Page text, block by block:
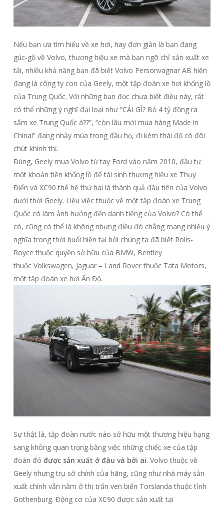
Nếu bạn ưa tìm hiểu về xe hơi, hay đơn giản là bạn đang
gúc-gồ về Volvo, thương hiệu xe mà bạn ngỡ chỉ sản xuất xe
tải, nhiều khả năng bạn đã biết Volvo Personvagnar AB hiện
đang là công ty con của Geely, một tập đoàn xe hơi khổng lồ
của Trung Quốc. Với những bạn đọc chưa biết điều này, rất
có thể những ý nghĩ đại loại như “CÁI GÌ? Bỏ 4 tỷ đồng ra
sắm xe Trung Quốc á??”, “còn lâu mới mua hàng Made in
China!” đang nhảy múa trong đầu họ, đi kèm thái độ có đôi
chút khinh thị.
Đúng, Geely mua Volvo từ tay Ford vào năm 2010, đầu tư
một khoản tiền khổng lồ để tái sinh thương hiệu xe Thụy
Điển và XC90 thế hệ thứ hai là thành quả đầu tiên của Volvo
dưới thời Geely. Liệu việc thuộc về một tập đoàn xe Trung
Quốc có làm ảnh hưởng đến danh tiếng của Volvo? Có thể
có, cũng có thể là không nhưng điều đó chẳng mang nhiều ý
nghĩa trong thời buổi hiện tại bởi chúng ta đã biết Rolls-
Royce thuộc quyền sở hữu của BMW, Bentley
thuộc Volkswagen, Jaguar – Land Rover thuộc Tata Motors,
một tập đoàn xe hơi Ấn Độ.
Sự thật là, tập đoàn nước nào sở hữu một thương hiệu hạng
sang không quan trọng bằng việc những chiếc xe của tập
đoàn đó được sản xuất ở đâu và bởi ai. Volvo thuộc về
Geely nhưng trụ sở chính của hãng, cũng như nhà máy sản
xuất chính vẫn nằm ở thị trấn ven biển Torslanda thuộc tỉnh
Gothenburg. Động cơ của XC90 được sản xuất tại